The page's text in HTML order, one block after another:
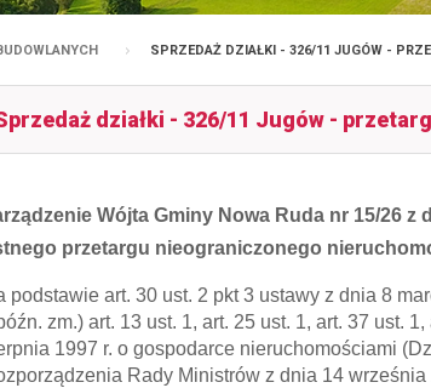
SPRZEDAŻ DZIAŁKI - 326/11 JUGÓW -
działki - 326/11 Jugów -
Wójta Gminy Nowa Ruda nr 15/26
przetargu nieograniczonego
podstawie art. 30 ust. 2 pkt 3 ustawy z dnia 8
zm.) art. 13 ust. 1, art. 25 ust. 1, art. 37 ust.
1997 r. o gospodarce nieruchomościami
Rady Ministrów z dnia 14